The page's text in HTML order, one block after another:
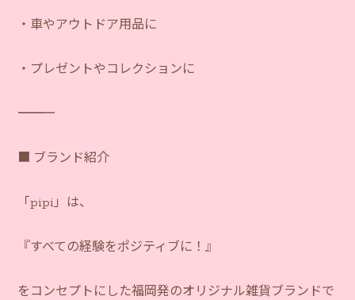
・車やアウトドア用品に
・プレゼントやコレクションに
―――――――――――
■ ブランド紹介
「pipi」は、
『すべての経験をポジティブに！』
をコンセプトにした福岡発のオリジナル雑貨ブランドで